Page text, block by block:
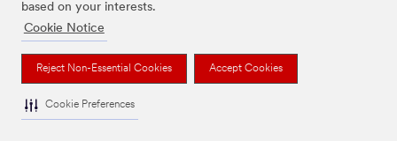
based on your interests.
Cookie Notice
Reject Non-Essential Cookies Accept Cookies
Cookie Preferences